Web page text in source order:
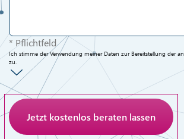
* Pflichtfeld
Ich stimme der Verwendung meiner Daten zur Bereitstellung der
zu.